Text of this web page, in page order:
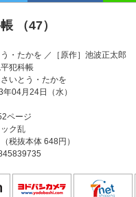
（47）
・たかを ［原作］ 池波正太郎
平犯科帳
さいとう・たかを
年04月24日（水）
ページ
ク乱
税抜本体 648円）